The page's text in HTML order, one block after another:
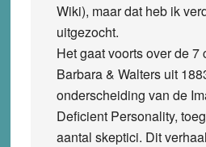
Wiki), maar dat heb ik
uitgezocht.
Het gaat voorts over de 7
Barbara & Walters uit
onderscheiding van de
Deficient Personality,
aantal skeptici. Dit